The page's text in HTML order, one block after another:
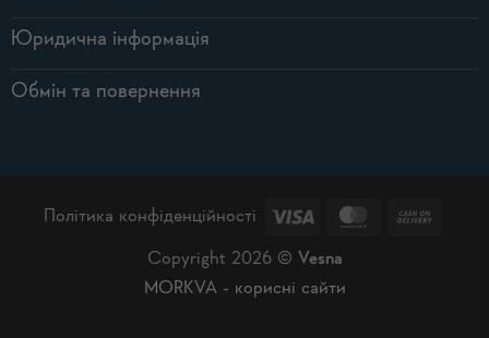
Юридична інформація
Обмін та повернення
Політика конфіденційності Visa MasterCard
Copyright 2026 © Vesna
MORKVA - корисні сайти